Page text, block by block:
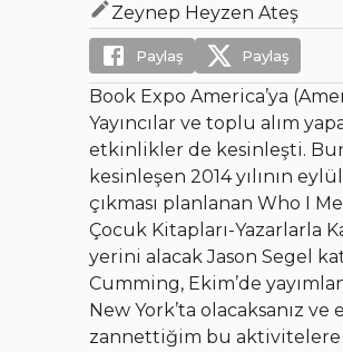
Zeynep Heyzen Ateş
Paylaş Paylaş
Book Expo America’ya
Yayıncılar ve toplu alım
etkinlikler de kesinleşti. Buna
kesinleşen 2014 yılının
çıkması planlanan Who I
Çocuk Kitapları-Yazarlarla
yerini alacak Jason Segel
Cumming, Ekim’de
New York’ta olacaksanız
zannettiğim bu aktivitelere